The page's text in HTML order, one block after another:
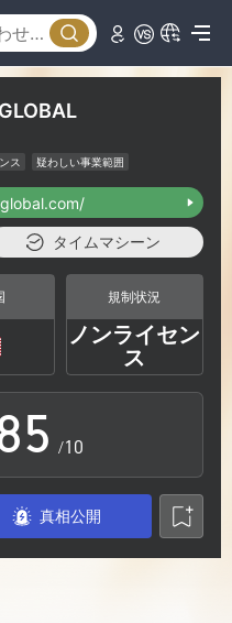
ス
疑わしい事業範囲
タイムマシーン
規制状況
ノンライセン
ス
0
1
2
3
4
5
6
7
/10
真相公開